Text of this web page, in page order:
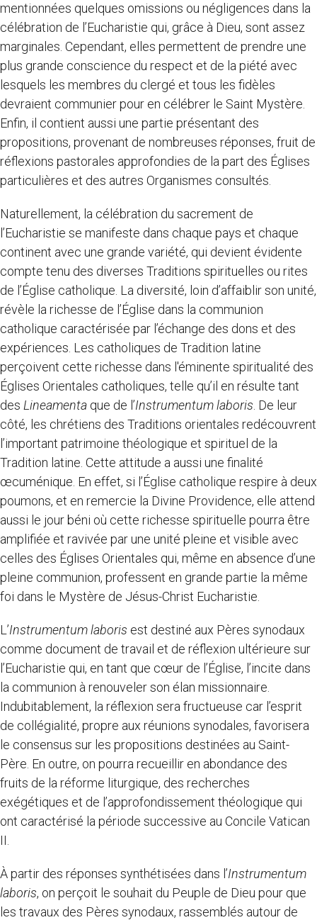
mentionnées quelques omissions ou négligences dans la
célébration de l’Eucharistie qui, grâce à Dieu, sont assez
marginales. Cependant, elles permettent de prendre une
plus grande conscience du respect et de la piété avec
lesquels les membres du clergé et tous les fidèles
devraient communier pour en célébrer le Saint Mystère.
Enfin, il contient aussi une partie présentant des
propositions, provenant de nombreuses réponses, fruit de
réflexions pastorales approfondies de la part des Églises
particulières et des autres Organismes consultés.
Naturellement, la célébration du sacrement de
l’Eucharistie se manifeste dans chaque pays et chaque
continent avec une grande variété, qui devient évidente
compte tenu des diverses Traditions spirituelles ou rites
de l’Église catholique. La diversité, loin d’affaiblir son unité,
révèle la richesse de l’Église dans la communion
catholique caractérisée par l’échange des dons et des
expériences. Les catholiques de Tradition latine
perçoivent cette richesse dans l'éminente spiritualité des
Églises Orientales catholiques, telle qu’il en résulte tant
des Lineamenta que de l’Instrumentum laboris . De leur
côté, les chrétiens des Traditions orientales redécouvrent
l’important patrimoine théologique et spirituel de la
Tradition latine. Cette attitude a aussi une finalité
œcuménique. En effet, si l’Église catholique respire à deux
poumons, et en remercie la Divine Providence, elle attend
aussi le jour béni où cette richesse spirituelle pourra être
amplifiée et ravivée par une unité pleine et visible avec
celles des Églises Orientales qui, même en absence d’une
pleine communion, professent en grande partie la même
foi dans le Mystère de Jésus-Christ Eucharistie.
L’Instrumentum laboris est destiné aux Pères synodaux
comme document de travail et de réflexion ultérieure sur
l’Eucharistie qui, en tant que cœur de l’Église, l’incite dans
la communion à renouveler son élan missionnaire.
Indubitablement, la réflexion sera fructueuse car l’esprit
de collégialité, propre aux réunions synodales, favorisera
le consensus sur les propositions destinées au Saint-
Père. En outre, on pourra recueillir en abondance des
fruits de la réforme liturgique, des recherches
exégétiques et de l’approfondissement théologique qui
ont caractérisé la période successive au Concile Vatican
II.
À partir des réponses synthétisées dans l’Instrumentum
laboris, on perçoit le souhait du Peuple de Dieu pour que
les travaux des Pères synodaux, rassemblés autour de